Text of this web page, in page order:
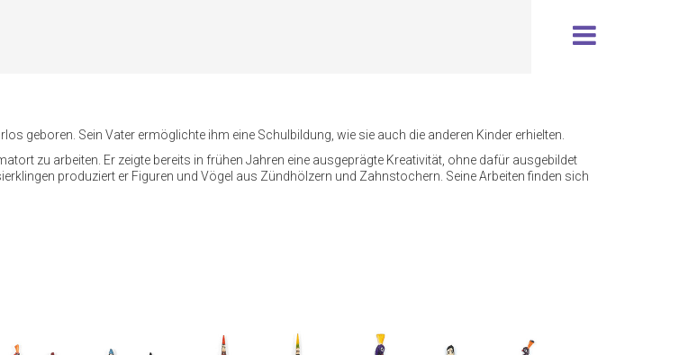
geboren. Sein Vater ermöglichte ihm eine Schulbildung, wie sie auch die anderen Kinder erhielten.
zu arbeiten. Er zeigte bereits in frühen Jahren eine ausgeprägte Kreativität, ohne dafür ausgebildet
produziert er Figuren und Vögel aus Zündhölzern und Zahnstochern. Seine Arbeiten finden sich